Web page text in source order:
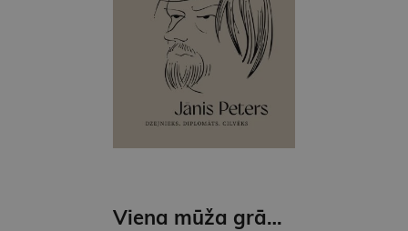
Viena mūža grāmata. Jānis Peters. Dzejnieks. Diplomāts. Cilvēks